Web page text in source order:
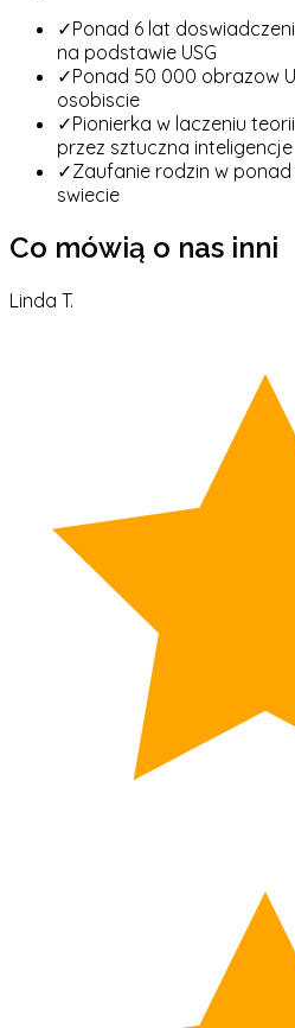
✓Ponad 6 lat
na podstawie USG
✓Ponad 50 000 obrazow
osobiscie
✓Pionierka w laczeniu
przez sztuczna inteligencje
✓Zaufanie rodzin w
swiecie
Co mówią o nas inni
Linda T.